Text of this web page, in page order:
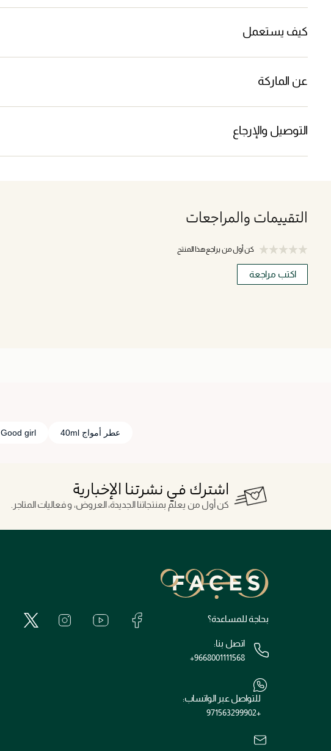
كيف يستعمل
عن الماركة
التوصيل والإرجاع
التقييمات والمراجعات
كن أول من يراجع هذا المنتج
اكتب مراجعة
عطر أمواج 40ml Good girl من carolina herrera
اشترك في نشرتنا الإخبارية
كن أول من يعلم بمنتجاتنا الجديدة، العروض، و فعاليات المتاجر.
بحاجة للمساعدة؟
اتصل بنا:
+9668001111568
للتواصل عبر الواتساب:
+971563299902